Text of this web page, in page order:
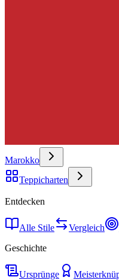
Marokko
Teppicharten
Entdecken
Alle Stile Vergleich
Geschichte
Ursprünge